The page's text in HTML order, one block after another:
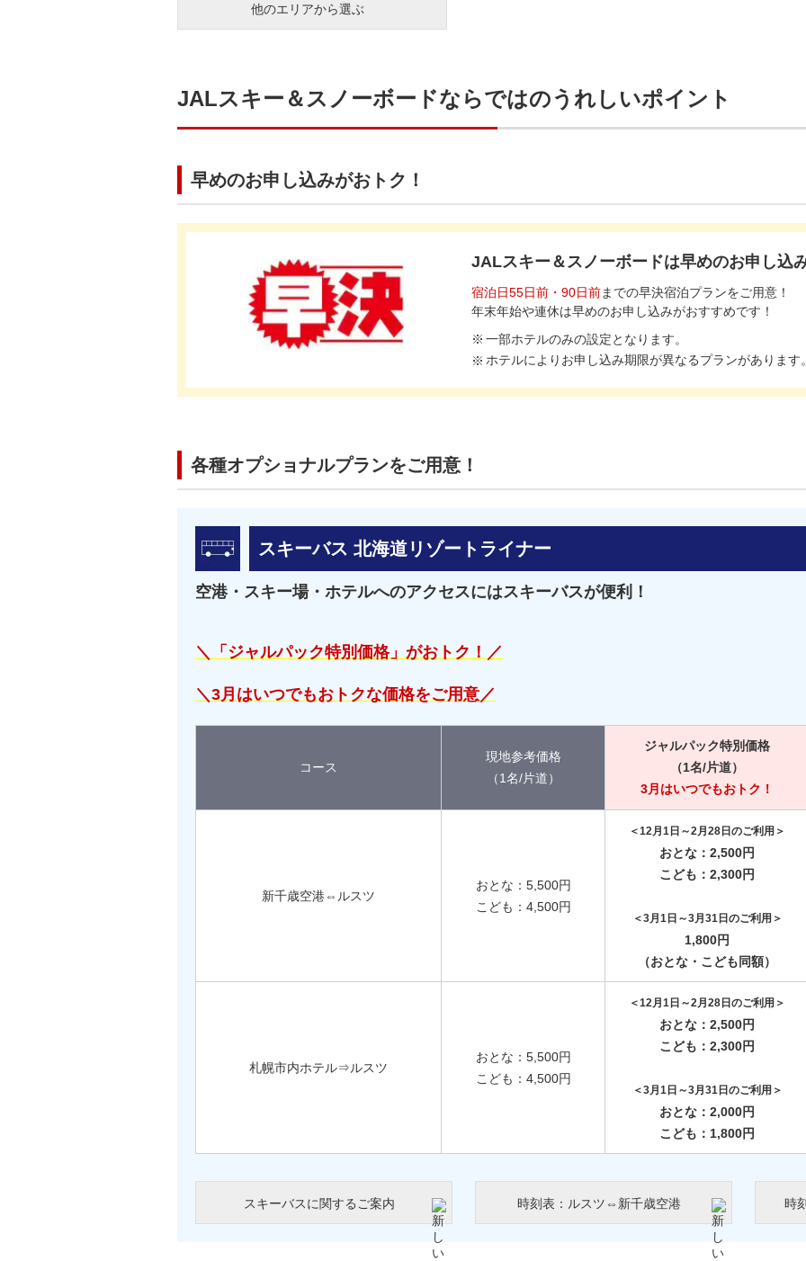
他のエリアから選ぶ
JALスキー＆スノーボードならではのうれしいポイント
早めのお申し込みがおトク！
JALスキー＆スノーボードは早めのお申し込
宿泊日55日前・90日前までの早決宿泊プランをご用意！
年末年始や連休は早めのお申し込みがおすすめです！
一部ホテルのみの設定となります。
ホテルによりお申し込み期限が異なるプランがあります。
各種オプショナルプランをご用意！
スキーバス 北海道リゾートライナー
空港・スキー場・ホテルへのアクセスにはスキーバスが便利！
＼「ジャルパック特別価格」がおトク！／
＼3月はいつでもおトクな価格をご用意／
コース
現地参考価格
（1名/片道）
ジャルパック特別価格
（1名/片道）
3月はいつでもおトク！
新千歳空港⇔ルスツ
おとな：5,500円
こども：4,500円
＜12月1日～2月28日のご利用＞
おとな：2,500円
こども：2,300円
＜3月1日～3月31日のご利用＞
1,800円
（おとな・こども同額）
札幌市内ホテル⇒ルスツ
おとな：5,500円
こども：4,500円
＜12月1日～2月28日のご利用＞
おとな：2,500円
こども：2,300円
＜3月1日～3月31日のご利用＞
おとな：2,000円
こども：1,800円
スキーバスに関するご案内 時刻表：ルスツ⇔新千歳空港 時